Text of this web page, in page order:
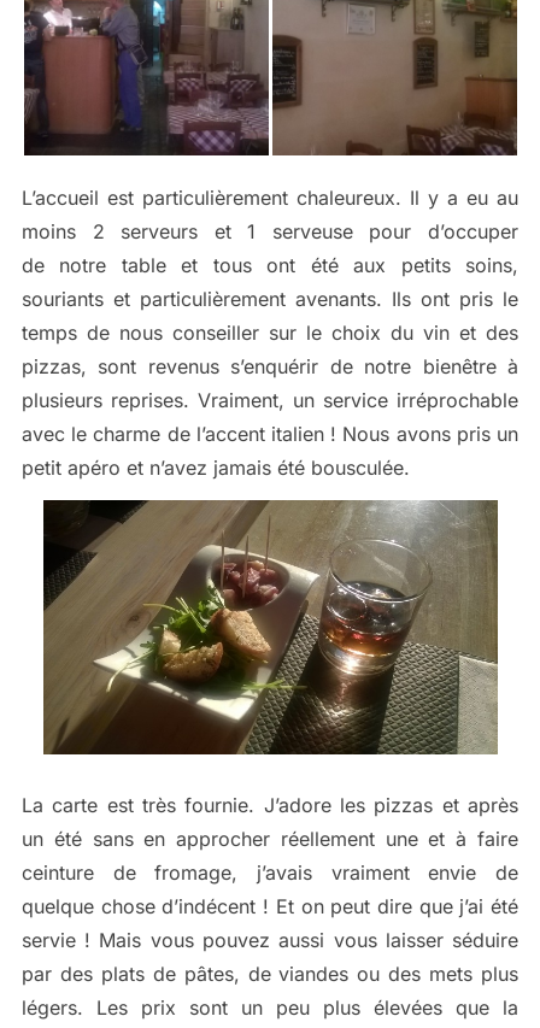
L’accueil est particulièrement chaleureux. Il y a eu au
moins 2 serveurs et 1 serveuse pour d’occuper
de notre table et tous ont été aux petits soins,
souriants et particulièrement avenants. Ils ont pris le
temps de nous conseiller sur le choix du vin et des
pizzas, sont revenus s’enquérir de notre bienêtre à
plusieurs reprises. Vraiment, un service irréprochable
avec le charme de l’accent italien ! Nous avons pris un
petit apéro et n’avez jamais été bousculée.
La carte est très fournie. J’adore les pizzas et après
un été sans en approcher réellement une et à faire
ceinture de fromage, j’avais vraiment envie de
quelque chose d’indécent ! Et on peut dire que j’ai été
servie ! Mais vous pouvez aussi vous laisser séduire
par des plats de pâtes, de viandes ou des mets plus
légers. Les prix sont un peu plus élevées que la